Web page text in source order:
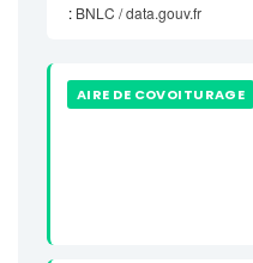
: BNLC / data.gouv.fr
AIRE DE COVOITURAGE